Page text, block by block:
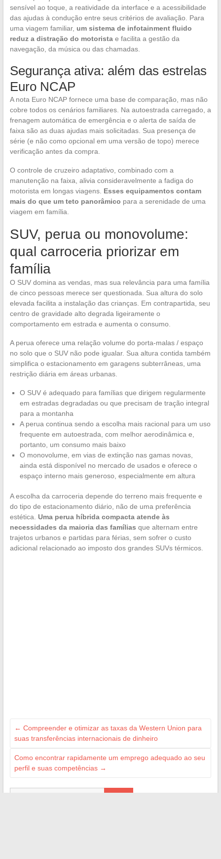
sensível ao toque, a reatividade da interface e a acessibilidade
das ajudas à condução entre seus critérios de avaliação. Para
uma viagem familiar, um sistema de infotainment fluido
reduz a distração do motoristae facilita a gestão da
navegação, da música ou das chamadas.
Segurança ativa: além das estrelas
Euro NCAP
A nota Euro NCAP fornece uma base de comparação, mas não
cobre todos os cenários familiares. Na autoestrada carregado, a
frenagem automática de emergência e o alerta de saída de
faixa são as duas ajudas mais solicitadas. Sua presença de
série (e não como opcional em uma versão de topo) merece
verificação antes da compra.
O controle de cruzeiro adaptativo, combinado com a
manutenção na faixa, alivia consideravelmente a fadiga do
motorista em longas viagens. Esses equipamentos contam
mais do que um teto panorâmico para a serenidade de uma
viagem em família.
SUV, perua ou monovolume:
qual carroceria priorizar em
família
O SUV domina as vendas, mas sua relevância para uma família
de cinco pessoas merece ser questionada. Sua altura do solo
elevada facilita a instalação das crianças. Em contrapartida, seu
centro de gravidade alto degrada ligeiramente o
comportamento em estrada e aumenta o consumo.
A perua oferece uma relação volume do porta-malas / espaço
no solo que o SUV não pode igualar. Sua altura contida também
simplifica o estacionamento em garagens subterrâneas, uma
restrição diária em áreas urbanas.
O SUV é adequado para famílias que dirigem regularmente
em estradas degradadas ou que precisam de tração integral
para a montanha
A perua continua sendo a escolha mais racional para um uso
frequente em autoestrada, com melhor aerodinâmica e,
portanto, um consumo mais baixo
O monovolume, em vias de extinção nas gamas novas,
ainda está disponível no mercado de usados e oferece o
espaço interno mais generoso, especialmente em altura
A escolha da carroceria depende do terreno mais frequente e
do tipo de estacionamento diário, não de uma preferência
estética. Uma perua híbrida compacta atende às
necessidades da maioria das famílias que alternam entre
trajetos urbanos e partidas para férias, sem sofrer o custo
adicional relacionado ao imposto dos grandes SUVs térmicos.
← Compreender e otimizar as taxas da Western Union para
suas transferências internacionais de dinheiro
Como encontrar rapidamente um emprego adequado ao seu
perfil e suas competências →